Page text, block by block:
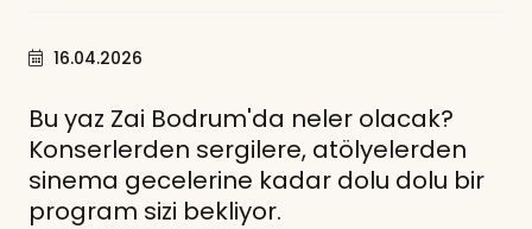
16.04.2026
Bu yaz Zai Bodrum'da neler olacak?
Konserlerden sergilere, atölyelerden
sinema gecelerine kadar dolu dolu bir
program sizi bekliyor.